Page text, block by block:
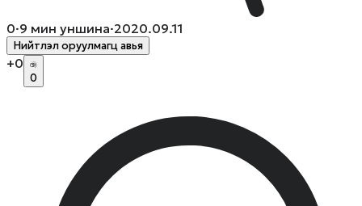
0·9 мин уншина·2020.09.11
Нийтлэл оруулмагц авья
+0
0